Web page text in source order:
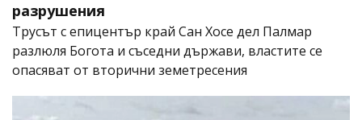
разрушения
Трусът с епицентър край Сан Хосе дел Палмар
разлюля Богота и съседни държави, властите се
опасяват от вторични земетресения